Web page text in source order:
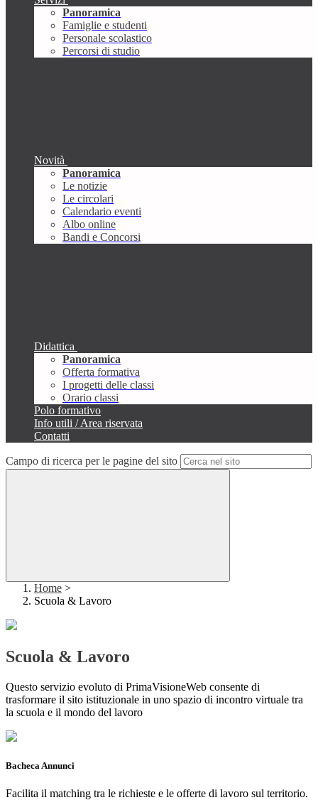
Panoramica
Famiglie e studenti
Personale scolastico
Percorsi di studio
Novità
Panoramica
Le notizie
Le circolari
Calendario eventi
Albo online
Bandi e Concorsi
Didattica
Panoramica
Offerta formativa
I progetti delle classi
Orario classi
Polo formativo
Info utili / Area riservata
Contatti
Campo di ricerca per le pagine del sito
Home >
Scuola & Lavoro
Scuola & Lavoro
Questo servizio evoluto di PrimaVisioneWeb consente di
trasformare il sito istituzionale in uno spazio di incontro virtuale tra
la scuola e il mondo del lavoro
Bacheca Annunci
Facilita il matching tra le richieste e le offerte di lavoro sul territorio.